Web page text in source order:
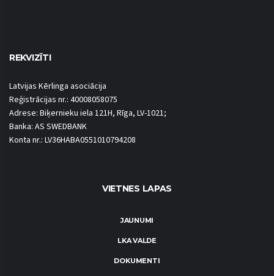
REKVIZĪTI
Latvijas Kērlinga asociācija
Reģistrācijas nr.: 40008058075
Adrese: Biķernieku iela 121H, Rīga, LV-1021;
Banka: AS SWEDBANK
Konta nr.: LV36HABA0551010794208
VIETNES LAPAS
JAUNUMI
LKA VALDE
DOKUMENTI